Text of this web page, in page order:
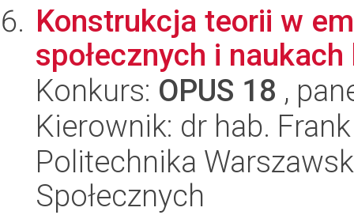
Konstrukcja teorii w
społecznych i
Konkurs: OPUS 18 ,
Kierownik: dr hab.
Politechnika
Społecznych